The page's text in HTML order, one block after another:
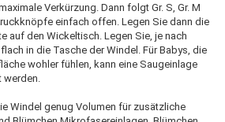
Verkürzung. Dann folgt Gr. S, Gr. M
einfach offen. Legen Sie dann die
auf den Wickeltisch. Legen Sie, je nach
in die Tasche der Windel. Für Babys, die
wohler fühlen, kann eine Saugeinlage
Windel genug Volumen für zusätzliche